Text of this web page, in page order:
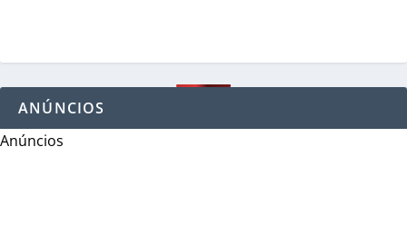
ANÚNCIOS
Anúncios